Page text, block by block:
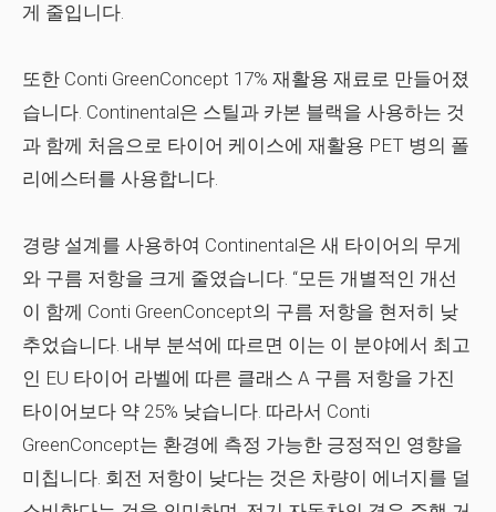
게 줄입니다.
또한 Conti GreenConcept 17% 재활용 재료로 만들어졌
습니다. Continental은 스틸과 카본 블랙을 사용하는 것
과 함께 처음으로 타이어 케이스에 재활용 PET 병의 폴
리에스터를 사용합니다.
경량 설계를 사용하여 Continental은 새 타이어의 무게
와 구름 저항을 크게 줄였습니다. “모든 개별적인 개선
이 함께 Conti GreenConcept의 구름 저항을 현저히 낮
추었습니다. 내부 분석에 따르면 이는 이 분야에서 최고
인 EU 타이어 라벨에 따른 클래스 A 구름 저항을 가진
타이어보다 약 25% 낮습니다. 따라서 Conti
GreenConcept는 환경에 측정 가능한 긍정적인 영향을
미칩니다. 회전 저항이 낮다는 것은 차량이 에너지를 덜